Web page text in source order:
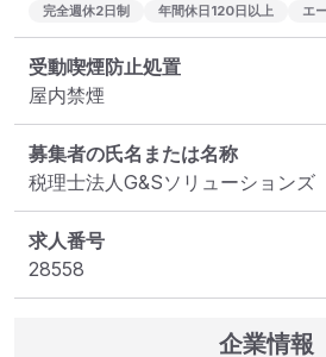
完全週休2日制
年間休日120日以上 エ
受動喫煙防止処置
屋内禁煙
募集者の氏名または名称
税理士法人G&Sソリューションズ
求人番号
28558
企業情報